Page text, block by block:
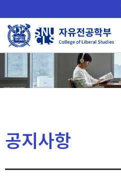
로
메
공지사항